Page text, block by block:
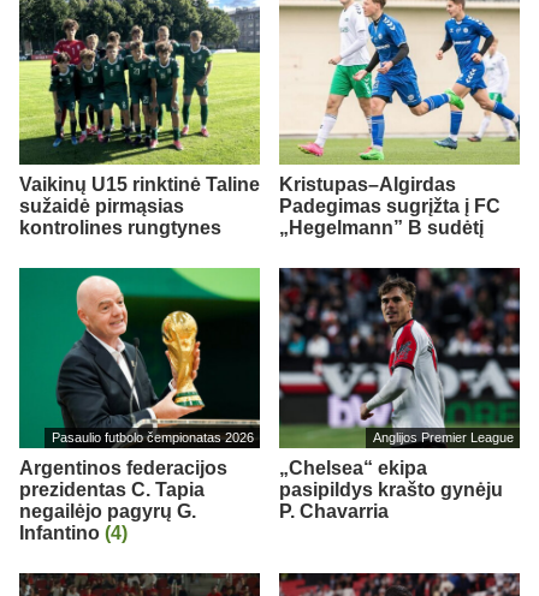
Vaikinų U15 rinktinė Taline
sužaidė pirmąsias
kontrolines rungtynes
Kristupas–Algirdas
Padegimas sugrįžta į FC
„Hegelmann” B sudėtį
Pasaulio futbolo čempionatas 2026
Argentinos federacijos
prezidentas C. Tapia
negailėjo pagyrų G.
Infantino (4)
Anglijos Premier League
„Chelsea“ ekipa
pasipildys krašto gynėju
P. Chavarria